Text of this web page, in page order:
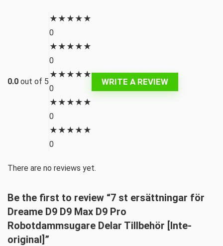
0.0 out of 5
★ ★ ★ ★ ★
0
★ ★ ★ ★ ★
0
★ ★ ★ ★ ★
0
★ ★ ★ ★ ★
0
★ ★ ★ ★ ★
0
WRITE A REVIEW
There are no reviews yet.
Be the first to review “7 st ersättningar för
Dreame D9 D9 Max D9 Pro
Robotdammsugare Delar Tillbehör [Inte-
original]”